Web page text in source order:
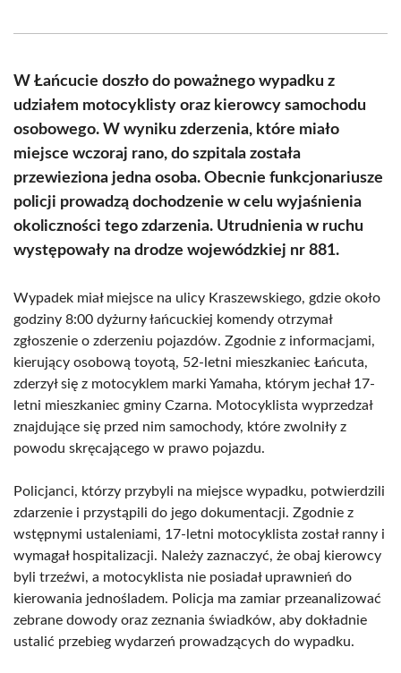
(Twitter)
W Łańcucie doszło do poważnego wypadku z
udziałem motocyklisty oraz kierowcy samochodu
osobowego. W wyniku zderzenia, które miało
miejsce wczoraj rano, do szpitala została
przewieziona jedna osoba. Obecnie funkcjonariusze
policji prowadzą dochodzenie w celu wyjaśnienia
okoliczności tego zdarzenia. Utrudnienia w ruchu
występowały na drodze wojewódzkiej nr 881.
Wypadek miał miejsce na ulicy Kraszewskiego, gdzie około
godziny 8:00 dyżurny łańcuckiej komendy otrzymał
zgłoszenie o zderzeniu pojazdów. Zgodnie z informacjami,
kierujący osobową toyotą, 52-letni mieszkaniec Łańcuta,
zderzył się z motocyklem marki Yamaha, którym jechał 17-
letni mieszkaniec gminy Czarna. Motocyklista wyprzedzał
znajdujące się przed nim samochody, które zwolniły z
powodu skręcającego w prawo pojazdu.
Policjanci, którzy przybyli na miejsce wypadku, potwierdzili
zdarzenie i przystąpili do jego dokumentacji. Zgodnie z
wstępnymi ustaleniami, 17-letni motocyklista został ranny i
wymagał hospitalizacji. Należy zaznaczyć, że obaj kierowcy
byli trzeźwi, a motocyklista nie posiadał uprawnień do
kierowania jednośladem. Policja ma zamiar przeanalizować
zebrane dowody oraz zeznania świadków, aby dokładnie
ustalić przebieg wydarzeń prowadzących do wypadku.